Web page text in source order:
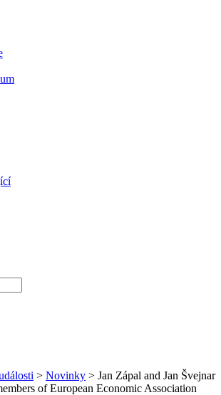
> Novinky > Jan Zápal and Jan Švejnar
of European Economic Association